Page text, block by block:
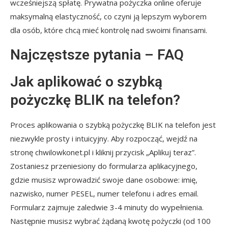
wcześniejszą spłatę. Prywatna pożyczka online oferuje
maksymalną elastyczność, co czyni ją lepszym wyborem
dla osób, które chcą mieć kontrolę nad swoimi finansami.
Najczęstsze pytania – FAQ
Jak aplikować o szybką
pożyczkę BLIK na telefon?
Proces aplikowania o szybką pożyczkę BLIK na telefon jest
niezwykle prosty i intuicyjny. Aby rozpocząć, wejdź na
stronę chwilowkonet.pl i kliknij przycisk „Aplikuj teraz”.
Zostaniesz przeniesiony do formularza aplikacyjnego,
gdzie musisz wprowadzić swoje dane osobowe: imię,
nazwisko, numer PESEL, numer telefonu i adres email.
Formularz zajmuje zaledwie 3-4 minuty do wypełnienia.
Następnie musisz wybrać żądaną kwotę pożyczki (od 100